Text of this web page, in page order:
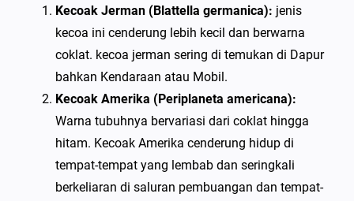
Kecoak Jerman (Blattella germanica): jenis
kecoa ini cenderung lebih kecil dan berwarna
coklat. kecoa jerman sering di temukan di Dapur
bahkan Kendaraan atau Mobil.
Kecoak Amerika (Periplaneta americana):
Warna tubuhnya bervariasi dari coklat hingga
hitam. Kecoak Amerika cenderung hidup di
tempat-tempat yang lembab dan seringkali
berkeliaran di saluran pembuangan dan tempat-